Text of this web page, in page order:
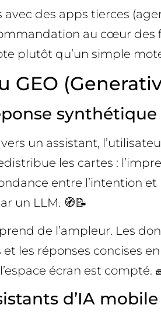
des apps tierces
au cœur
plutôt qu’un simple
GEO
synthétique
un assistant,
les cartes :
entre l’intention
un LLM. 🧭📝
de l’ampleur. Les
les réponses concises
écran est compté.
d’IA mobile